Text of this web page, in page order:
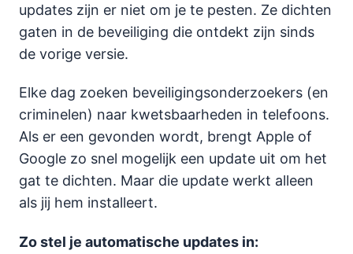
updates zijn er niet om je te pesten. Ze dichten
gaten in de beveiliging die ontdekt zijn sinds
de vorige versie.
Elke dag zoeken beveiligingsonderzoekers (en
criminelen) naar kwetsbaarheden in telefoons.
Als er een gevonden wordt, brengt Apple of
Google zo snel mogelijk een update uit om het
gat te dichten. Maar die update werkt alleen
als jij hem installeert.
Zo stel je automatische updates in: